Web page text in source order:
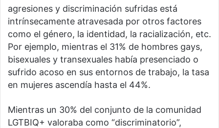
agresiones y discriminación sufridas está
intrínsecamente atravesada por otros factores
como el género, la identidad, la racialización, etc.
Por ejemplo, mientras el 31% de hombres gays,
bisexuales y transexuales había presenciado o
sufrido acoso en sus entornos de trabajo, la tasa
en mujeres ascendía hasta el 44%.
Mientras un 30% del conjunto de la comunidad
LGTBIQ+ valoraba como “discriminatorio”,